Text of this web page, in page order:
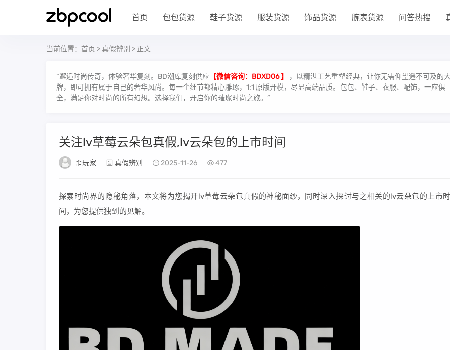
首页 包包货源 鞋子货源 服装货源 饰品货源 腕表货源 问答热搜
当前位置： 首页 > 真假辨别 > 正文
“邂逅时尚传奇，体验奢华复刻。BD潮库复刻供应 【微信咨询：BDXD06 】
，以精湛工艺重塑经典，让你无需仰望遥不可及的
牌，即可拥有属于自己的奢华风尚。每一个细节都精心雕琢，1:1 原版开模，尽显高端品质。包包、鞋子、衣服、配饰，一应俱
全，满足你对时尚的所有幻想。选择我们，开启你的璀璨时尚之旅。”
关注lv草莓云朵包真假,lv云朵包的上市时间
歪玩家 真假辨别 2025-11-26 477
探索时尚界的隐秘角落，本文将为您揭开lv草莓云朵包真假的神秘面纱，同时深入探讨与之相关的lv云朵包的上市时
间，为您提供独到的见解。